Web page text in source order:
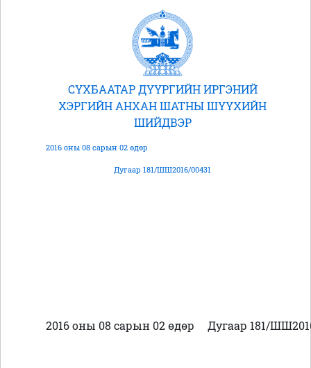
СҮХБААТАР ДҮҮРГИЙН ИРГЭНИЙ
ХЭРГИЙН АНХАН ШАТНЫ ШҮҮХИЙН
ШИЙДВЭР
2016 оны 08 сарын 02 өдөр
Дугаар 181/ШШ2016/00431
2016 оны 08 сарын 02 өдөр Дугаар 181/